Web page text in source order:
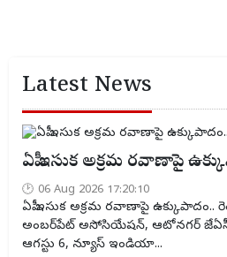
Latest News
ఏపీ ఇసుక అక్రమ రవాణాపై
06 Aug 2026 17:20:10
ఏపీ ఇసుక అక్రమ రవాణాపై ఉక్కుపాదం..
అంబర్‌పేట్ అసోసియేషన్, ఆటోనగర్ జేఏసీ..
ఆగస్టు 6, న్యూస్ ఇండియా...